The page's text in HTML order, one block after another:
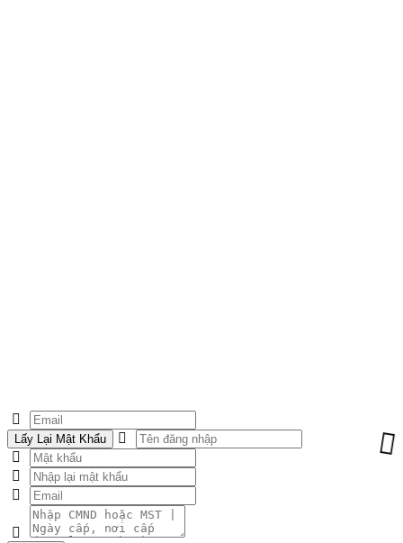
Lấy Lại Mật Khẩu